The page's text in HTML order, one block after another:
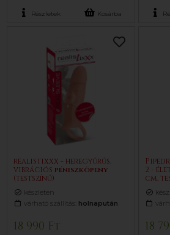
Részletek Kosárba
realistixxx - heregyűrűs,
vibrációs péniszköpeny
(testszínű)
készleten
várható szállítás: holnapután
18 990 Ft
2 -
cm,
18